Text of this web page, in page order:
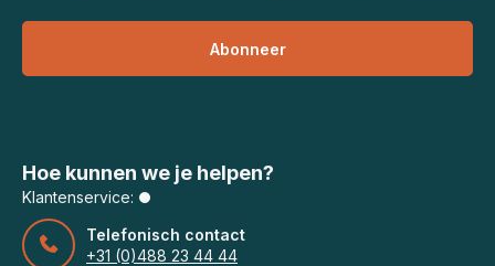
Abonneer
Hoe kunnen we je helpen?
Klantenservice:
Telefonisch contact
+31 (0)488 23 44 44